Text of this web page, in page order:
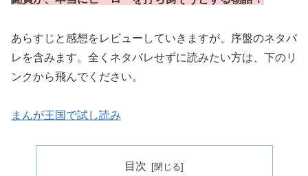
あらすじと感想をレビューしていきますが、序盤のネタバ
レを含みます。全くネタバレせずに読みたい方は、下のリ
ンクから飛んでください。
まんが王国で試し読み
目次